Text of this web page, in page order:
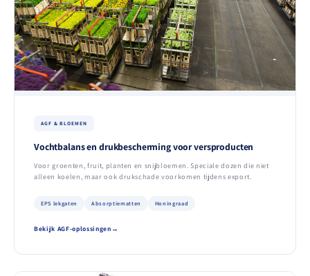
AGF & BLOEMEN
Vochtbalans en drukbescherming voor versproducten
Voor groenten, fruit, planten en snijbloemen. Speciale dozen die niet
alleen koelen, maar ook drukschade voorkomen tijdens export.
EPS lekgaten Absorptiematten Honingraad
Bekijk AGF-oplossingen